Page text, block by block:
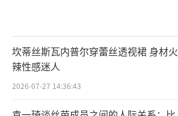
坎蒂丝斯瓦内普尔穿蕾丝透视裙 身材火
辣性感迷人
2026-07-27 14:36:43